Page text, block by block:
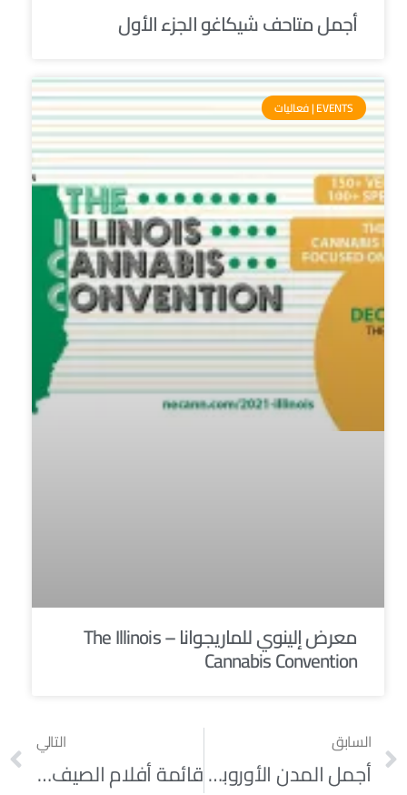
أجمل متاحف شيكاغو الجزء الأول
EVENTS | فعاليات
معرض إلينوي للماريجوانا – The Illinois
Cannabis Convention
السابق
أجمل المدن الأوروبية في أمريكا الجزء 2
التالي
قائمة أفلام الصيف المجانية في “ميلينيوم بارك”